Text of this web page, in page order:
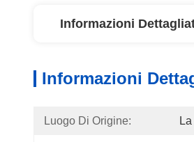
Informazioni
Informazioni
Luogo Di Origine: